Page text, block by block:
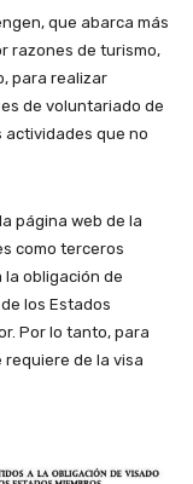
que abarca más
razones de turismo,
para realizar
de voluntariado de
actividades que no
página web de la
como terceros
obligación de
los Estados
Por lo tanto, para
requiere de la visa